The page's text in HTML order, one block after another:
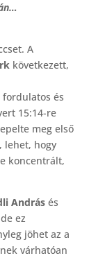
A
következett,
és
15:14-re
meg első
lehet, hogy
koncentrált,
Andrásés
ez
jöhet az a
várhatóan